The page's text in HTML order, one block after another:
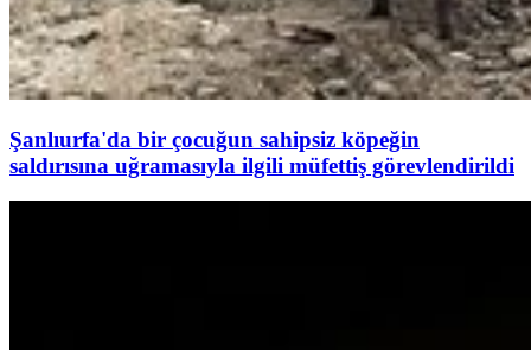
Şanlıurfa'da bir çocuğun sahipsiz köpeğin
saldırısına uğramasıyla ilgili müfettiş görevlendirildi